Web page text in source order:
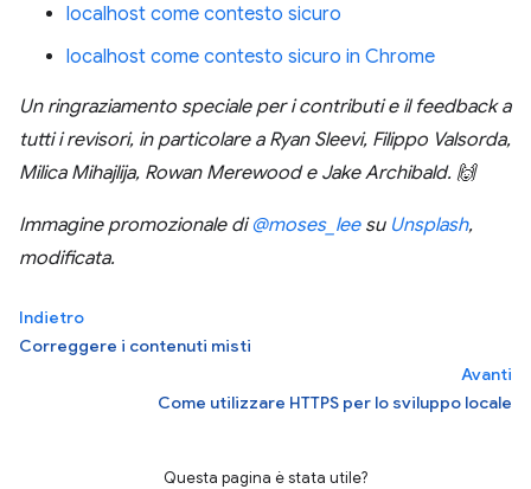
localhost come contesto sicuro
localhost come contesto sicuro in Chrome
Un ringraziamento speciale per i contributi e il feedback a
tutti i revisori, in particolare a Ryan Sleevi, Filippo Valsorda,
Milica Mihajlija, Rowan Merewood e Jake Archibald. 🙌
Immagine promozionale di@moses_leesu Unsplash,
modificata.
Indietro
Correggere i contenuti misti
Avanti
Come utilizzare HTTPS per lo sviluppo locale
Questa pagina è stata utile?